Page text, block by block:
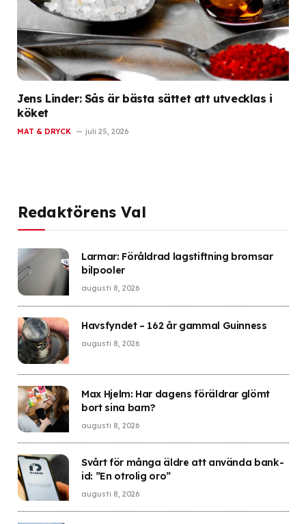
Jens Linder: Sås är bästa sättet att utvecklas i
köket
MAT & DRYCK juli 25, 2026
Redaktörens Val
Larmar: Föråldrad lagstiftning bromsar
bilpooler
augusti 8, 2026
Havsfyndet – 162 år gammal Guinness
augusti 8, 2026
Max Hjelm: Har dagens föräldrar glömt
bort sina barn?
augusti 8, 2026
Svårt för många äldre att använda bank-
id: ”En otrolig oro”
augusti 8, 2026